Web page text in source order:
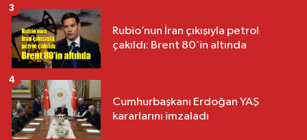
Rubio’nun İran çıkışıyla petrol
çakıldı: Brent 80’in altında
3
Cumhurbaşkanı Erdoğan YAŞ
kararlarını imzaladı
4